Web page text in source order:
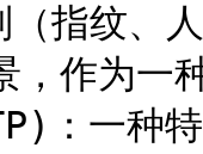
（指纹
，作为一
：一种特